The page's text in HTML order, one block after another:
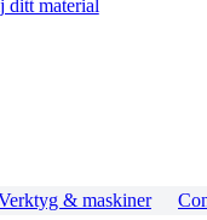
ditt material
& maskiner